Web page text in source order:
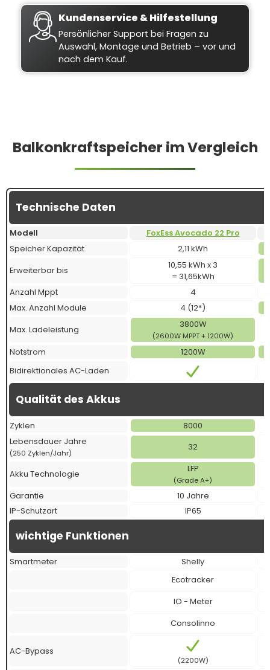
Kundenservice & Hilfestellung
Persönlicher Support bei Fragen zu
Auswahl, Montage und Betrieb – vor und
nach dem Kauf.
Balkonkraftspeicher im Vergleich
Technische Daten
Modell FoxEss Avocado 22 Pro
Speicher Kapazität
2,11 kWh
Erweiterbar bis
10,55 kWh x 3
= 31,65kWh
Anzahl Mppt
4
Max. Anzahl Module
4 (12*)
Max. Ladeleistung
3800W
(2600W MPPT + 1200W)
Notstrom
1200W
Bidirektionales AC-Laden
Qualität des Akkus
Zyklen
8000
Lebensdauer Jahre
(250 Zyklen/Jahr)
32
Akku Technologie LFP
(Grade A+)
Garantie
10 Jahre
IP-Schutzart
IP65
wichtige Funktionen
Smartmeter
Shelly
Ecotracker
IO - Meter
Consolinno
AC-Bypass
(2200W)